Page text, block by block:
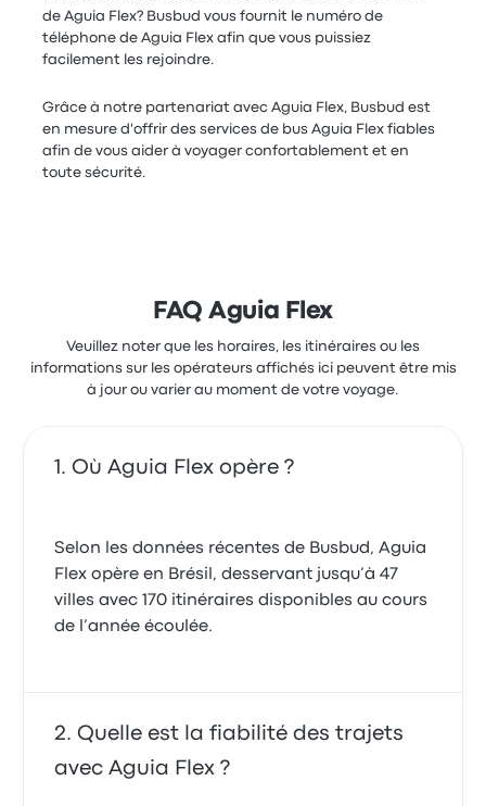
de Aguia Flex? Busbud vous fournit le numéro de
téléphone de Aguia Flex afin que vous puissiez
facilement les rejoindre.
Grâce à notre partenariat avec Aguia Flex, Busbud est
en mesure d'offrir des services de bus Aguia Flex fiables
afin de vous aider à voyager confortablement et en
toute sécurité.
FAQ Aguia Flex
Veuillez noter que les horaires, les itinéraires ou les
informations sur les opérateurs affichés ici peuvent être mis
à jour ou varier au moment de votre voyage.
Où Aguia Flex opère ?
Selon les données récentes de Busbud, Aguia
Flex opère en Brésil, desservant jusqu’à 47
villes avec 170 itinéraires disponibles au cours
de l’année écoulée.
Quelle est la fiabilité des trajets
avec Aguia Flex ?